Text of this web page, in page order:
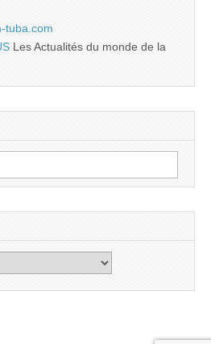
tuba.com
Les Actualités du monde de la